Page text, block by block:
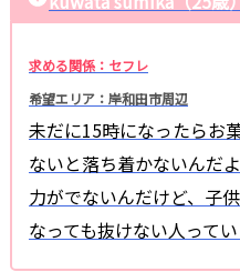
求める関係：セフレ
希望エリア：岸和田市周辺
未だに15時になったらお
ないと落ち着かないんだ
力がでないんだけど、子
なっても抜けない人って